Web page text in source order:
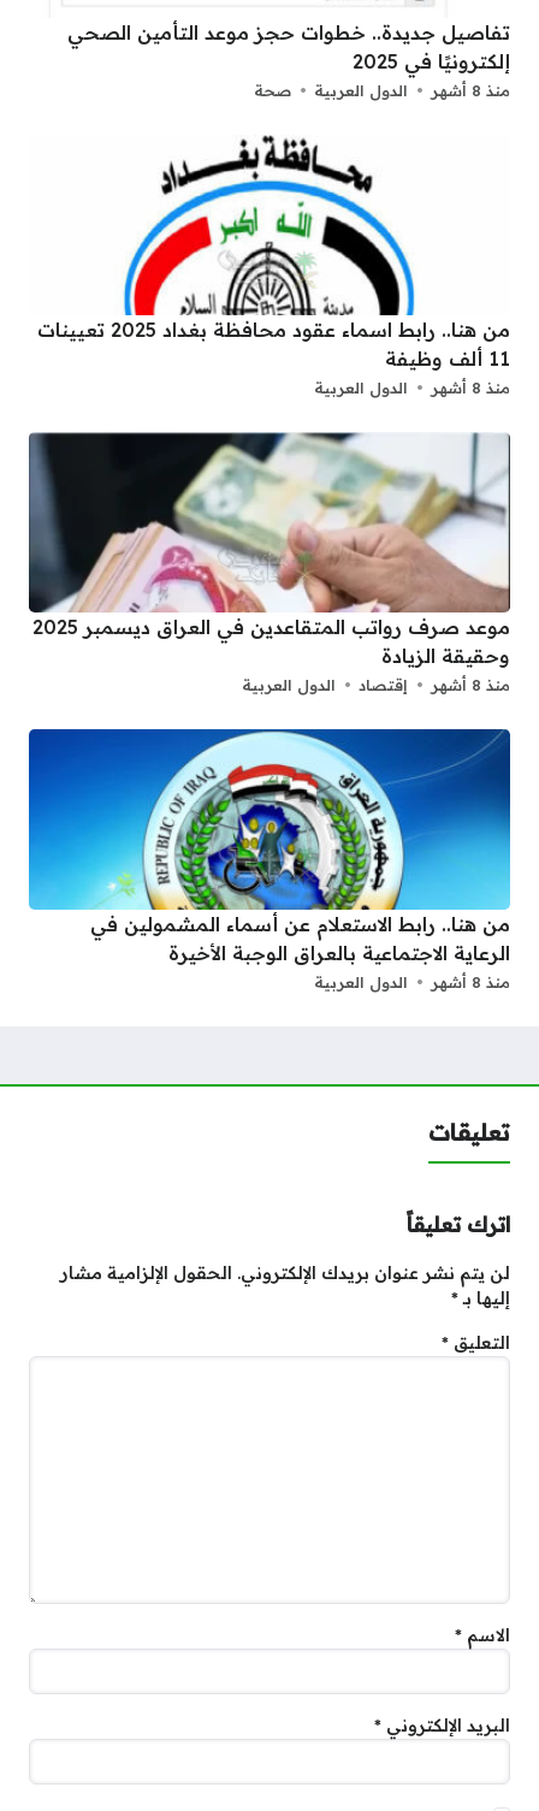
تفاصيل جديدة.. خطوات حجز موعد التأمين الصحي
إلكترونيًا في 2025
منذ 8 أشهر الدول العربية صحة
من هنا.. رابط اسماء عقود محافظة بغداد 2025 تعيينات
11 ألف وظيفة
منذ 8 أشهر الدول العربية
موعد صرف رواتب المتقاعدين في العراق ديسمبر 2025
وحقيقة الزيادة
منذ 8 أشهر إقتصاد الدول العربية
من هنا.. رابط الاستعلام عن أسماء المشمولين في
الرعاية الاجتماعية بالعراق الوجبة الأخيرة
منذ 8 أشهر الدول العربية
تعليقات
اترك تعليقاً
لن يتم نشر عنوان بريدك الإلكتروني. الحقول الإلزامية مشار
إليها بـ*
التعليق *
الاسم *
البريد الإلكتروني *